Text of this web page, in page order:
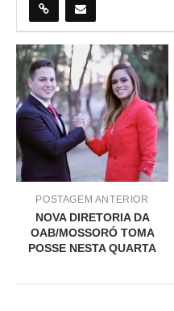
POSTAGEM ANTERIOR
NOVA DIRETORIA DA
OAB/MOSSORÓ TOMA
POSSE NESTA QUARTA